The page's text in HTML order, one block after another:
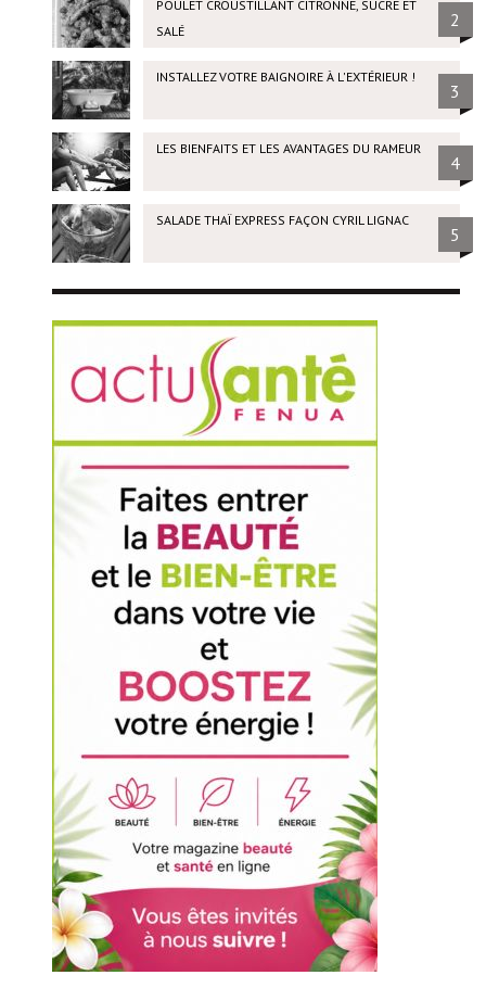
POULET CROUSTILLANT CITRONNÉ, SUCRÉ ET
SALÉ
2
INSTALLEZ VOTRE BAIGNOIRE À L'EXTÉRIEUR !
3
LES BIENFAITS ET LES AVANTAGES DU RAMEUR
4
SALADE THAÏ EXPRESS FAÇON CYRIL LIGNAC
5